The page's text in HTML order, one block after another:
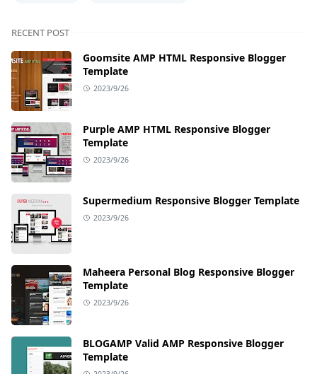
RECENT POST
Goomsite AMP HTML Responsive Blogger
Template
2023/9/26
Purple AMP HTML Responsive Blogger
Template
2023/9/26
Supermedium Responsive Blogger Template
2023/9/26
Maheera Personal Blog Responsive Blogger
Template
2023/9/26
BLOGAMP Valid AMP Responsive Blogger
Template